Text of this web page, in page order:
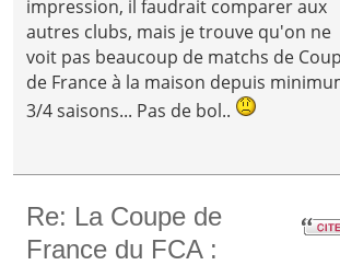
impression, il faudrait comparer aux
autres clubs, mais je trouve qu'on ne
voit pas beaucoup de matchs de
de France à la maison depuis
3/4 saisons... Pas de bol..
Re: La Coupe de
France du FCA :